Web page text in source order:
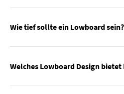
Wie tief sollte ein Lowboard sein?
Welches Lowboard Design